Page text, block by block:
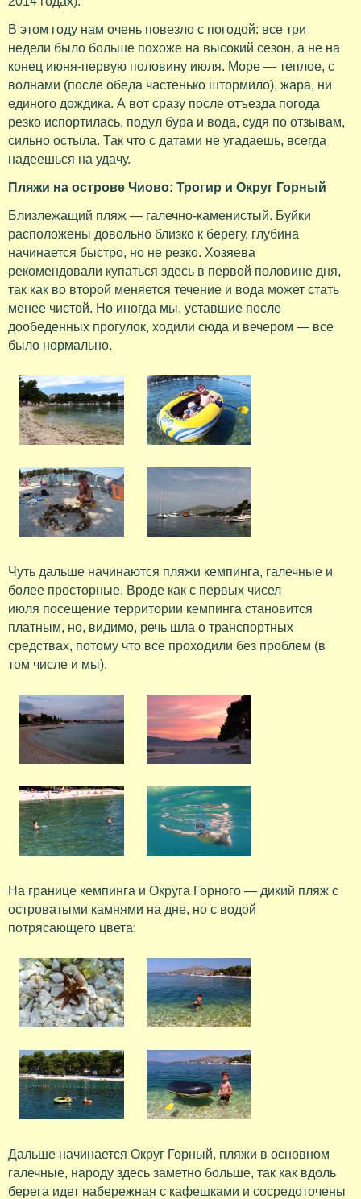
В этом году нам очень повезло с погодой: все три
недели было больше похоже на высокий сезон, а не на
конец июня-первую половину июля. Море — теплое, с
волнами (после обеда частенько штормило), жара, ни
единого дождика. А вот сразу после отъезда погода
резко испортилась, подул бура и вода, судя по отзывам,
сильно остыла. Так что с датами не угадаешь, всегда
надеешься на удачу.
Пляжи на острове Чиово: Трогир и Округ Горный
Близлежащий пляж — галечно-каменистый. Буйки
расположены довольно близко к берегу, глубина
начинается быстро, но не резко. Хозяева
рекомендовали купаться здесь в первой половине дня,
так как во второй меняется течение и вода может стать
менее чистой. Но иногда мы, уставшие после
дообеденных прогулок, ходили сюда и вечером — все
было нормально.
Чуть дальше начинаются пляжи кемпинга, галечные и
более просторные. Вроде как с первых чисел
июля посещение территории кемпинга становится
платным, но, видимо, речь шла о транспортных
средствах, потому что все проходили без проблем (в
том числе и мы).
На границе кемпинга и Округа Горного — дикий пляж с
островатыми камнями на дне, но с водой
потрясающего цвета:
Дальше начинается Округ Горный, пляжи в основном
галечные, народу здесь заметно больше, так как вдоль
берега идет набережная с кафешками и сосредоточены